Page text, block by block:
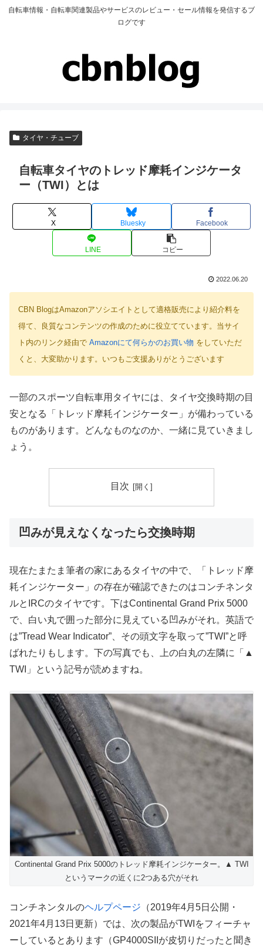
自転車情報・自転車関連製品やサービスのレビュー・セール情報を発信するブ
ログです
タイヤ・チューブ
自転車タイヤのトレッド摩耗インジケータ
ー（TWI）とは
X Bluesky Facebook
LINE コピー
2022.06.20
CBN BlogはAmazonアソシエイトとして適格販売により紹介料を
得て、良質なコンテンツの作成のために役立てています。当サイ
ト内のリンク経由で Amazonにて何らかのお買い物 をしていただ
くと、大変助かります。いつもご支援ありがとうございます
一部のスポーツ自転車用タイヤには、タイヤ交換時期の目
安となる「トレッド摩耗インジケーター」が備わっている
ものがあります。どんなものなのか、一緒に見ていきまし
ょう。
目次
凹みが見えなくなったら交換時期
現在たまたま筆者の家にあるタイヤの中で、「トレッド摩
耗インジケーター」の存在が確認できたのはコンチネンタ
ルとIRCのタイヤです。下はContinental Grand Prix 5000
で、白い丸で囲った部分に見えている凹みがそれ。英語で
は”Tread Wear Indicator”、その頭文字を取って”TWI”と呼
ばれたりもします。下の写真でも、上の白丸の左隣に「▲
TWI」という記号が読めますね。
Continental Grand Prix 5000のトレッド摩耗インジケーター。▲ TWI
というマークの近くに2つある穴がそれ
コンチネンタルのヘルプページ （2019年4月5日公開・
2021年4月13日更新）では、次の製品がTWIをフィーチャ
ーしているとあります（GP4000SIIが皮切りだったと聞き